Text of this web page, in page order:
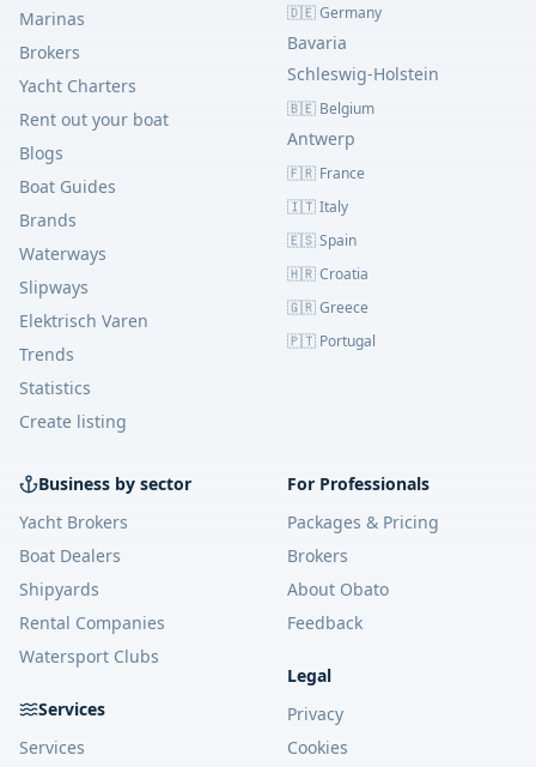
Marinas
Brokers
Yacht Charters
Rent out your boat
Blogs
Boat Guides
Brands
Waterways
Slipways
Elektrisch Varen
Trends
Statistics
Create listing
🇩🇪 Germany
Bavaria
Schleswig-Holstein
🇧🇪 Belgium
Antwerp
🇫🇷 France
🇮🇹 Italy
🇪🇸 Spain
🇭🇷 Croatia
🇬🇷 Greece
🇵🇹 Portugal
Business by sector
Yacht Brokers
Boat Dealers
Shipyards
Rental Companies
Watersport Clubs
Services
Services
For Professionals
Packages & Pricing
Brokers
About Obato
Feedback
Legal
Privacy
Cookies